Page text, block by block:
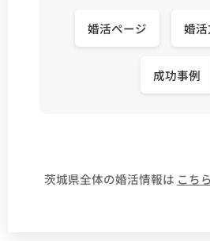
婚活ページ 婚
成功事例
茨城県全体の婚活情報は こちら